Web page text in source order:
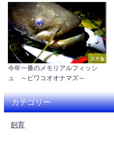
淡水魚
今年一番のメモリアルフィッシ
ュ ～ビワコオオナマズ～
カテゴリー
飼育